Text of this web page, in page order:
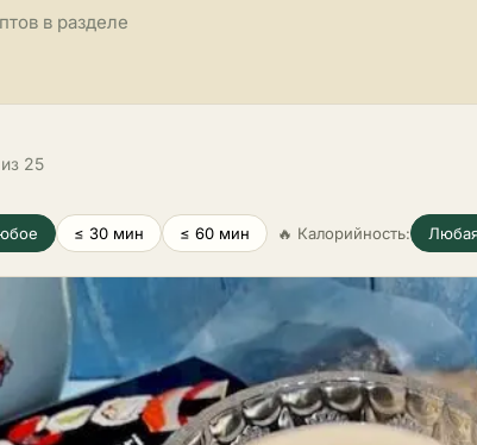
в разделе
из 25
≤ 30 мин ≤ 60 мин 🔥 Калорийность: